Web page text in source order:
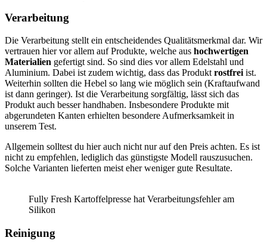
Verarbeitung
Die Verarbeitung stellt ein entscheidendes Qualitätsmerkmal dar. Wir
vertrauen hier vor allem auf Produkte, welche aus hochwertigen
Materialien gefertigt sind. So sind dies vor allem Edelstahl und
Aluminium. Dabei ist zudem wichtig, dass das Produkt rostfrei ist.
Weiterhin sollten die Hebel so lang wie möglich sein (Kraftaufwand
ist dann geringer). Ist die Verarbeitung sorgfältig, lässt sich das
Produkt auch besser handhaben. Insbesondere Produkte mit
abgerundeten Kanten erhielten besondere Aufmerksamkeit in
unserem Test.
Allgemein solltest du hier auch nicht nur auf den Preis achten. Es ist
nicht zu empfehlen, lediglich das günstigste Modell rauszusuchen.
Solche Varianten lieferten meist eher weniger gute Resultate.
Fully Fresh Kartoffelpresse hat Verarbeitungsfehler am
Silikon
Reinigung